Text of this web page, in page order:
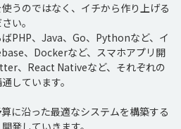
うのではなく、イチから作り上げる
い。
PHP、Java、Go、Pythonなど、イ
、Dockerなど、スマホアプリ開
、React Nativeなど、それぞれの
しています。
に沿った最適なシステムを構築する